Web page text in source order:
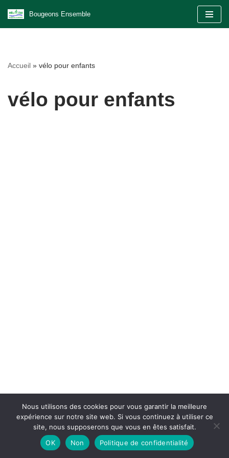
Aller
Bougeons Ensemble
Accueil » vélo pour enfants
vélo pour enfants
Neve| Propulsé parWordPress
Nous utilisons des cookies pour vous garantir la meilleure
expérience sur notre site web. Si vous continuez à utiliser ce
site, nous supposerons que vous en êtes satisfait.
OK
Non Politique de confidentialité